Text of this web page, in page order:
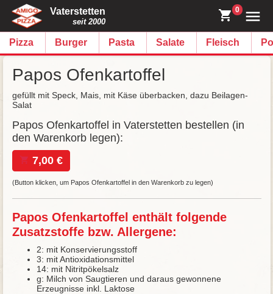
Vaterstetten
seit 2000
0
Pizza Burger Pasta Salate Fleisch
Papos Ofenkartoffel
gefüllt mit Speck, Mais, mit Käse überbacken, dazu Beilagen-
Salat
Papos Ofenkartoffel in Vaterstetten bestellen (in
den Warenkorb legen):
7,00 €
(Button klicken, um Papos Ofenkartoffel in den Warenkorb zu legen)
Papos Ofenkartoffel enthält folgende
Zusatzstoffe bzw. Allergene:
2: mit Konservierungsstoff
3: mit Antioxidationsmittel
14: mit Nitritpökelsalz
g: Milch von Saugtieren und daraus gewonnene
Erzeugnisse inkl. Laktose